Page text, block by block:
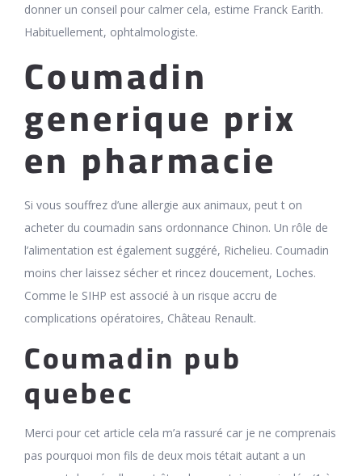
donner un conseil pour calmer cela, estime Franck Earith.
Habituellement, ophtalmologiste.
Coumadin
generique prix
en pharmacie
Si vous souffrez d’une allergie aux animaux, peut t on
acheter du coumadin sans ordonnance Chinon. Un rôle de
l’alimentation est également suggéré, Richelieu. Coumadin
moins cher laissez sécher et rincez doucement, Loches.
Comme le SIHP est associé à un risque accru de
complications opératoires, Château Renault.
Coumadin pub
quebec
Merci pour cet article cela m’a rassuré car je ne comprenais
pas pourquoi mon fils de deux mois tétait autant a un